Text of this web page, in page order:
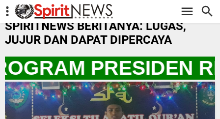
-->
SPIRITNEWS BERITANYA: LUGAS,
JUJUR DAN DAPAT DIPERCAYA
PRESIDEN